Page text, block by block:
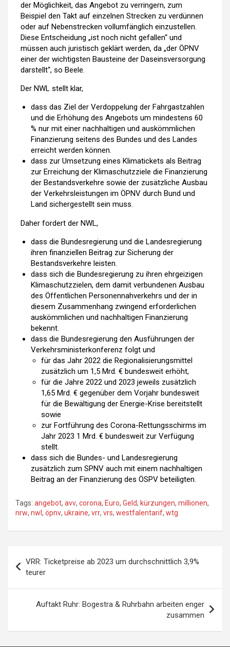
der Möglichkeit, das Angebot zu verringern, zum
Beispiel den Takt auf einzelnen Strecken zu verdünnen
oder auf Nebenstrecken vollumfänglich einzustellen.
Diese Entscheidung „ist noch nicht gefallen“ und
müssen auch juristisch geklärt werden, da „der ÖPNV
einer der wichtigsten Bausteine der Daseinsversorgung
darstellt“, so Beele.
Der NWL stellt klar,
dass das Ziel der Verdoppelung der Fahrgastzahlen
und die Erhöhung des Angebots um mindestens 60
% nur mit einer nachhaltigen und auskömmlichen
Finanzierung seitens des Bundes und des Landes
erreicht werden können.
dass zur Umsetzung eines Klimatickets als Beitrag
zur Erreichung der Klimaschutzziele die Finanzierung
der Bestandsverkehre sowie der zusätzliche Ausbau
der Verkehrsleistungen im ÖPNV durch Bund und
Land sichergestellt sein muss.
Daher fordert der NWL,
dass die Bundesregierung und die Landesregierung
ihren finanziellen Beitrag zur Sicherung der
Bestandsverkehre leisten.
dass sich die Bundesregierung zu ihren ehrgeizigen
Klimaschutzzielen, dem damit verbundenen Ausbau
des Öffentlichen Personennahverkehrs und der in
diesem Zusammenhang zwingend erforderlichen
auskömmlichen und nachhaltigen Finanzierung
bekennt.
dass die Bundesregierung den Ausführungen der
Verkehrsministerkonferenz folgt und
für das Jahr 2022 die Regionalisierungsmittel
zusätzlich um 1,5 Mrd. € bundesweit erhöht,
für die Jahre 2022 und 2023 jeweils zusätzlich
1,65 Mrd. € gegenüber dem Vorjahr bundesweit
für die Bewältigung der Energie-Krise bereitstellt
sowie
zur Fortführung des Corona-Rettungsschirms im
Jahr 2023 1 Mrd. € bundesweit zur Verfügung
stellt.
dass sich die Bundes- und Landesregierung
zusätzlich zum SPNV auch mit einem nachhaltigen
Beitrag an der Finanzierung des ÖSPV beteiligten.
Tags: angebot, avv, corona, Euro, Geld, kürzungen, millionen,
nrw, nwl , öpnv, ukraine, vrr, vrs, westfalentarif, wtg
VRR: Ticketpreise ab 2023 um durchschnittlich 3,9%
teurer
Auftakt Ruhr: Bogestra & Ruhrbahn arbeiten enger
zusammen